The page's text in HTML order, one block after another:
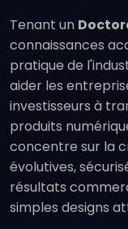
Tenant un
connaissances
pratique de
aider les
investisseurs à
produits
concentre sur la
évolutives,
résultats
simples designs